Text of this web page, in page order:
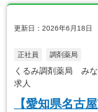
更新日：2026年6月18日
正社員 調剤薬局
くるみ調剤薬局 み
求人
【愛知県名古